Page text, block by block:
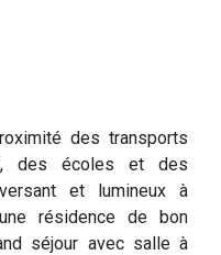
des transports
des écoles et des
et lumineux à
résidence de bon
séjour avec salle à